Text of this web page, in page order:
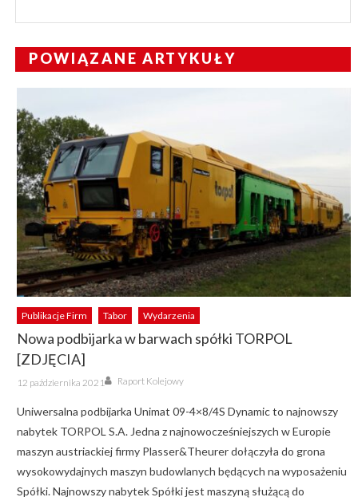
POWIĄZANE ARTYKUŁY
Publikacje Firm Tabor Wydarzenia
Nowa podbijarka w barwach spółki TORPOL
[ZDJĘCIA]
Posted
on
12 października 2021 Author
Raport Kolejowy
Uniwersalna podbijarka Unimat 09-4×8/4S Dynamic to najnowszy
nabytek TORPOL S.A. Jedna z najnowocześniejszych w Europie
maszyn austriackiej firmy Plasser&Theurer dołączyła do grona
wysokowydajnych maszyn budowlanych będących na wyposażeniu
Spółki. Najnowszy nabytek Spółki jest maszyną służącą do